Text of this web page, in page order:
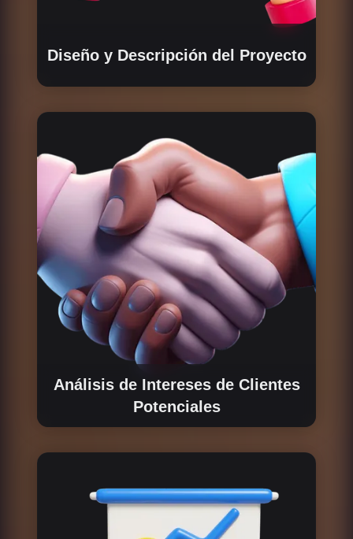
Diseño y Descripción del Proyecto
detallada de las actividades del proyecto y
Análisis de Intereses de Clientes
Potenciales
Identificamos y analizamos las necesidades